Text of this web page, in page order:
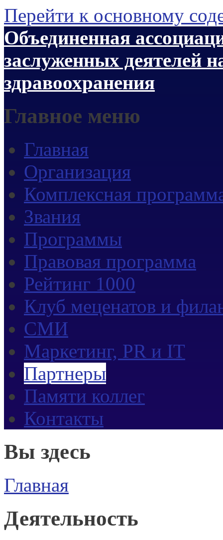
Перейти к основному
Объединенная
заслуженных деятелей
здравоохранения
Главное меню
Главная
Организация
Комплексная
Звания
Программы
Правовая программа
Рейтинг 1000
Клуб меценатов и
СМИ
Маркетинг, PR и IT
Партнеры
Памяти коллег
Контакты
Вы здесь
Главная
Деятельность